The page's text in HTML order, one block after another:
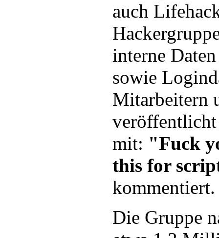
auch
interne
sowie
Mitarbeitern
mit: "Fuck
this for
kommentiert.
Die Gruppe